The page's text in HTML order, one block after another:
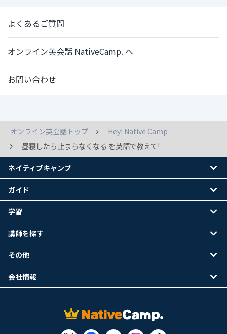
よくあるご質問
オンライン英会話 NativeCamp. へ
お問い合わせ
オンライン英会話トップ
Hey! Native Camp
昼寝したら止まらなくなる を英語で教えて!
ネイティブキャンプ
ガイド
学習
講師を探す
その他
会社情報